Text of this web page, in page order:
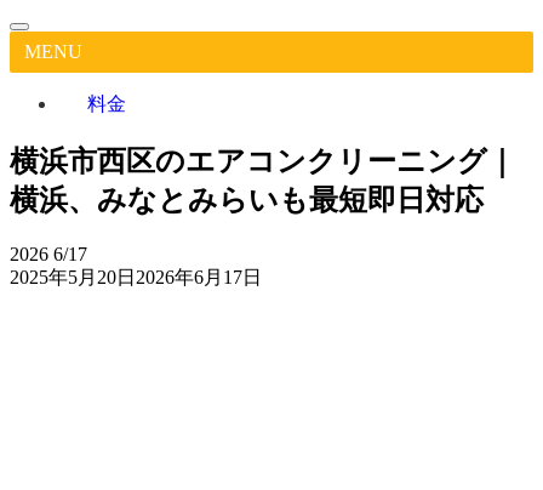
MENU
料金
横浜市西区のエアコンクリーニング｜
横浜、みなとみらいも最短即日対応
2026 6/17
2025年5月20日 2026年6月17日